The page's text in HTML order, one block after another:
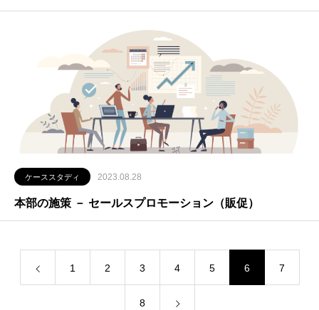
ケーススタディ 2023.08.28
本部の施策 － セールスプロモーション（販促）
1 2 3 4 5 6 7
8